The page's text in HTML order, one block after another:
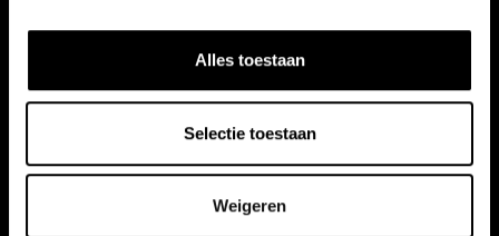
Alles toestaan
Selectie toestaan
Weigeren